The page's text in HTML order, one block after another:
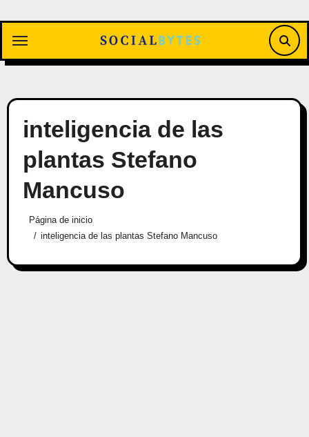
contenido
inteligencia de las
plantas Stefano
Mancuso
Página de inicio
inteligencia de las plantas Stefano Mancuso